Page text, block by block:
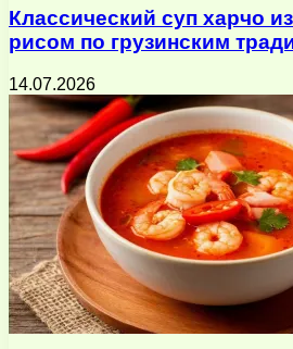
Классический суп харчо
рисом по грузинским
14.07.2026